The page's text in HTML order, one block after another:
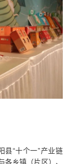
县“十个一”产业链
各乡镇（片区）、